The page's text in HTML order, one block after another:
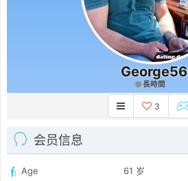
George56
長時間
3
会员信息
Age
61 岁